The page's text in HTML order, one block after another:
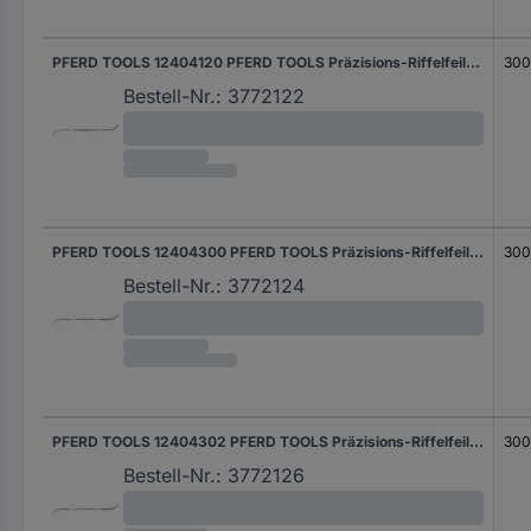
PFERD TOOLS 12404120 PFERD TOOLS Präzisions-Riffelfeile Typ 412 P 300mm Schweizer Hieb 0, grob Länge 300 mm 6 St.
Bestell-Nr.: 3772122
PFERD TOOLS 12404300 PFERD TOOLS Präzisions-Riffelfeile Typ 430 P 300mm Schweizer Hieb 0, grob Länge 300 mm 6 St.
Bestell-Nr.: 3772124
PFERD TOOLS 12404302 PFERD TOOLS Präzisions-Riffelfeile Typ 430 P 300mm Schweizer Hieb 2, mittel-fein Länge 300 mm 6 St.
Bestell-Nr.: 3772126